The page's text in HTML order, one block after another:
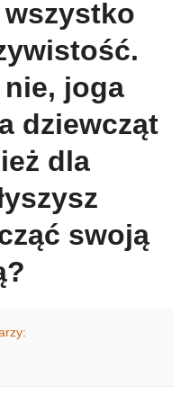
wszystko
joga
dziewcząt
dla
swoją